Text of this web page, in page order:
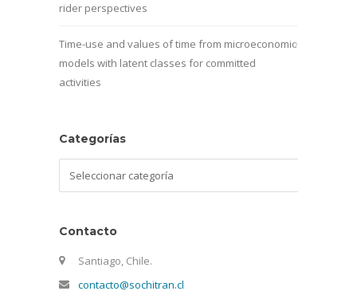
rider perspectives
Time-use and values of time from microeconomic
models with latent classes for committed
activities
Categorías
Contacto
Santiago, Chile.
contacto@sochitran.cl